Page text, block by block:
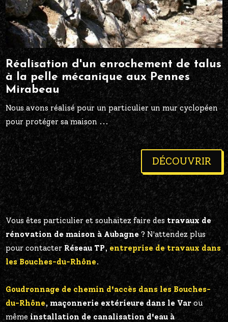
Réalisation d'un enrochement de talus
à la pelle mécanique aux Pennes
Mirabeau
Nous avons réalisé pour un particulier un mur cyclopéen
pour protéger sa maison ...
DÉCOUVRIR
Vous êtes particulier et souhaitez faire des travaux de
rénovation de maison à Aubagne? N'attendez plus
pour contacterRéseau TP, entreprise de travaux dans
les Bouches-du-Rhône.
Goudronnage de chemin d'accès dans les Bouches-
du-Rhône, maçonnerie extérieure dans le Varou
même installation de canalisation d'eau à